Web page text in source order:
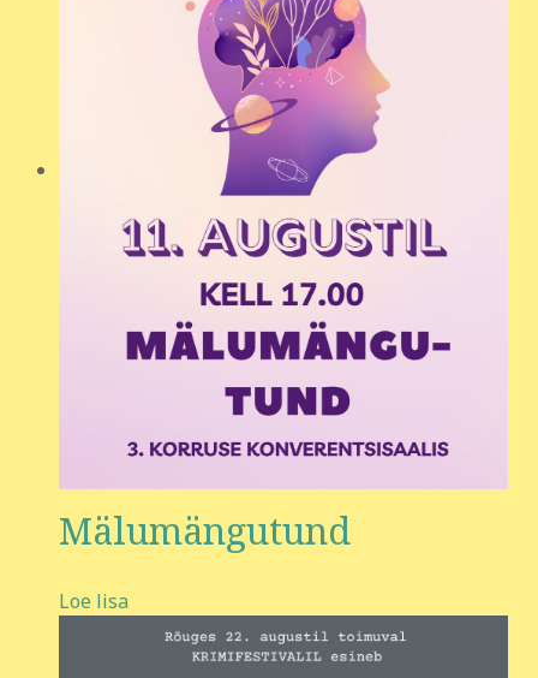
Mälumängutund
Loe lisa